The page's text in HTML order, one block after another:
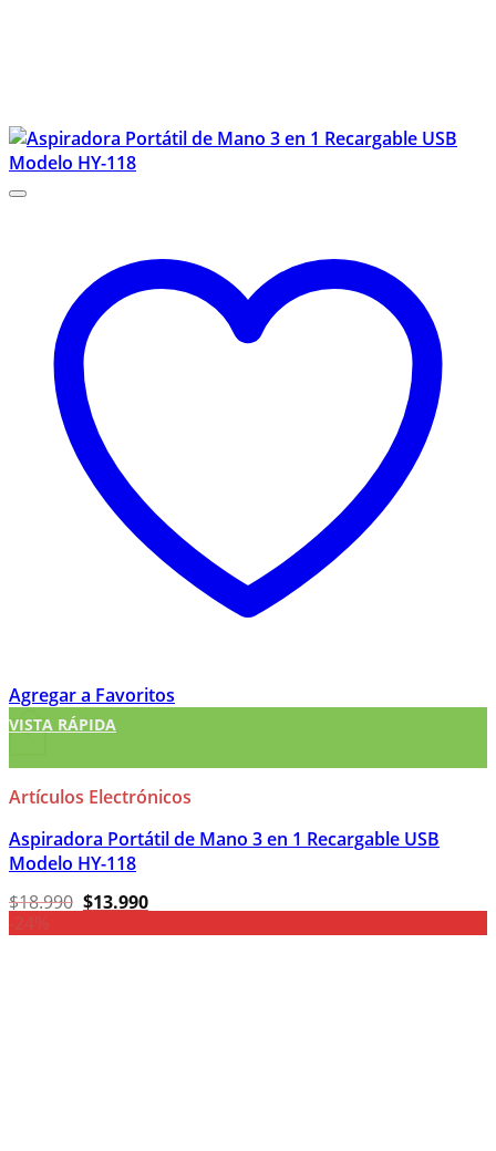
Agregar a Favoritos
+
VISTA RÁPIDA
Artículos Electrónicos
Aspiradora Portátil de Mano 3 en 1 Recargable USB
Modelo HY-118
$18.990 El
precio
original
$13.990El
precio
actual